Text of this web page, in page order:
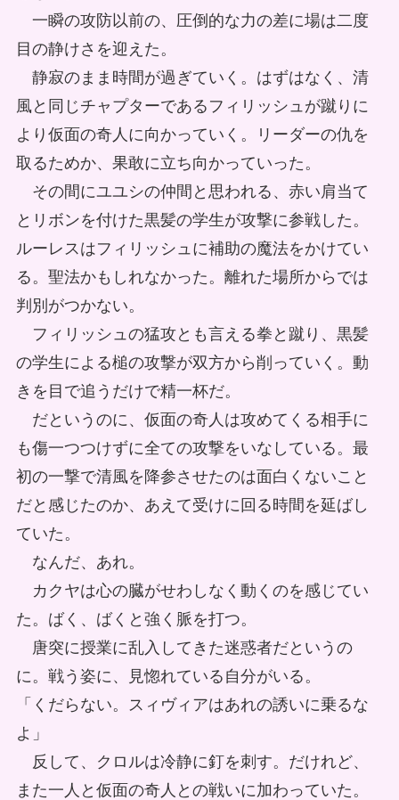
一瞬の攻防以前の、圧倒的な力の差に場は二度
目の静けさを迎えた。
静寂のまま時間が過ぎていく。はずはなく、清
風と同じチャプターであるフィリッシュが蹴りに
より仮面の奇人に向かっていく。リーダーの仇を
取るためか、果敢に立ち向かっていった。
その間にユユシの仲間と思われる、赤い肩当て
とリボンを付けた黒髪の学生が攻撃に参戦した。
ルーレスはフィリッシュに補助の魔法をかけてい
る。聖法かもしれなかった。離れた場所からでは
判別がつかない。
フィリッシュの猛攻とも言える拳と蹴り、黒髪
の学生による槌の攻撃が双方から削っていく。動
きを目で追うだけで精一杯だ。
だというのに、仮面の奇人は攻めてくる相手に
も傷一つつけずに全ての攻撃をいなしている。最
初の一撃で清風を降参させたのは面白くないこと
だと感じたのか、あえて受けに回る時間を延ばし
ていた。
なんだ、あれ。
カクヤは心の臓がせわしなく動くのを感じてい
た。ばく、ばくと強く脈を打つ。
唐突に授業に乱入してきた迷惑者だというの
に。戦う姿に、見惚れている自分がいる。
「くだらない。スィヴィアはあれの誘いに乗るな
よ」
反して、クロルは冷静に釘を刺す。だけれど、
また一人と仮面の奇人との戦いに加わっていた。